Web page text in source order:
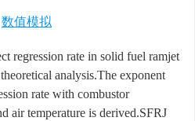
数值模拟
regression rate in solid fuel ramjet
analysis.The exponent
rate with combustor
air temperature is derived.SFRJ